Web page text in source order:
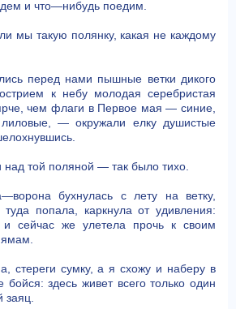
и что—нибудь поедим.
мы такую полянку, какая не каждому
перед нами пышные ветки дикого
к небу молодая серебристая
чем флаги в Первое мая — синие,
— окружали елку душистые
той поляной — так было тихо.
бухнулась с лету на ветку,
туда попала, каркнула от удивления:
сейчас же улетела прочь к своим
стереги сумку, а я схожу и наберу в
здесь живет всего только один